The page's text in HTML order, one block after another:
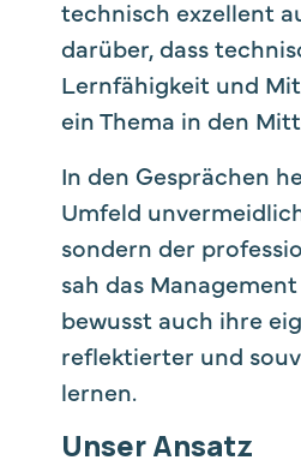
technisch exzellent
darüber, dass
Lernfähigkeit und
ein Thema in den
In den Gesprächen
Umfeld
sondern der
sah das
bewusst auch ihre
reflektierter und
lernen.
Unser Ansatz